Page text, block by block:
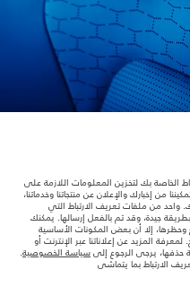
الداخلي
على هذا الموقع قد تختلف من بلد إلى
مع وكيلنا المحلي للتأكد من توفّرها
وفقاً لتشريعات الاتحاد الأوروبي. قد
في تلك الاختبارات كما أن هذه
في أشباه الموصلات يؤثر حاليًا
التصاميم. هذا ظرف ديناميكي
الخاصة بك لتخزين المعلومات اللازمة على
من إخبارك والإعلان عن منتجاتنا وخدماتنا،
واحد من ملفات تعريف الارتباط التي
جيدة، وقد تم بالفعل إرسالها. يمكنك
إلا أن بعض المكونات الأساسية
المزيد عن إعلاناتنا عبر الإنترنت أو
حذفها، يرجى الرجوع إلى سياسة الخصوصية.
الارتباط بما يتماشى